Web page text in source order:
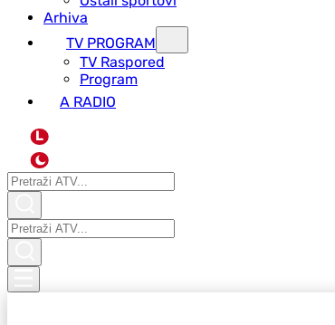
Arhiva
TV PROGRAM
ТV Raspored
Program
A RADIO
L